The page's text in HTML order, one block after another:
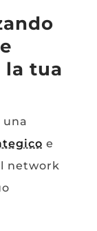
la tua
e
network